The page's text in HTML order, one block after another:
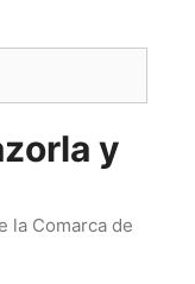
y
la Comarca de